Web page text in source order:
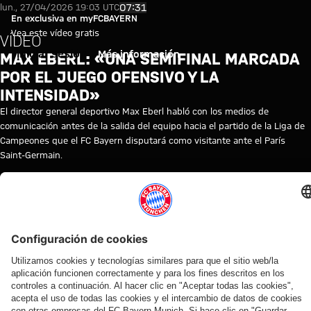
Video: Max Eberl sobre el
Reproducir vídeo
En exclusiva en myFCBAYERN
Vea este vídeo gratis
Iniciar sesión Más información
lun., 27/04/2026 19:03 UTC07:31
VÍDEO
MAX EBERL: «UNA SEMIFINAL MARCADA
POR EL JUEGO OFENSIVO Y LA
INTENSIDAD»
El director general deportivo Max Eberl habló con los medios de
comunicación antes de la salida del equipo hacia el partido de la Liga de
Campeones que el FC Bayern disputará como visitante ante el París
Saint-Germain.
LIGA
CAMPEONES
FC
TV
RUEDA
PRENSA
MAX
PRIMERMYFCBAYERN
GERMAIN
VÍDEOS RELACIONADOS
Vídeo
EN
Vídeo
AUDI
Vídeo
EN
Vídeo
VÍDEO
Vídeo
VÍDEO
Vídeo
VÍDEO
Vídeo
VÍDEO
Vídeo
AUDI